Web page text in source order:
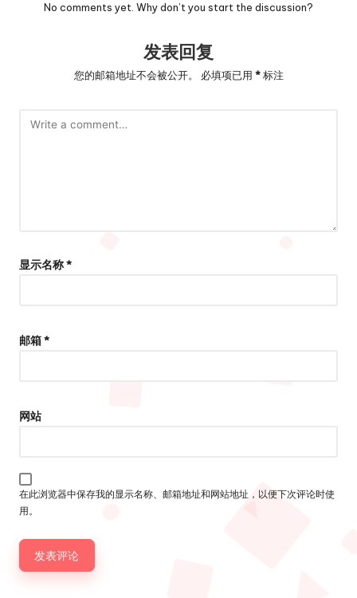
No comments yet. Why don’t you start the discussion?
发表回复
您的邮箱地址不会被公开。 必填项已用 *标注
显示名称*
邮箱*
网站
在此浏览器中保存我的显示名称、邮箱地址和网站地址，以便下次评论时使
用。